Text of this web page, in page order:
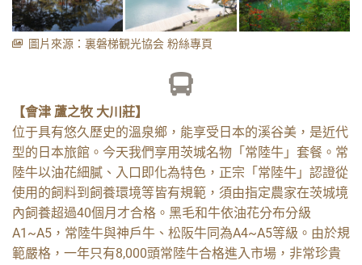
圖片來源：裏磐梯観光協会 粉絲專頁
【會津 蘆之牧 大川莊】
位于具有悠久歷史的溫泉鄉，能享受日本的溪谷美，是近代
型的日本旅館。今天我們享用茨城名物「常陸牛」套餐。常
陸牛以油花細膩、入口即化為特色，正宗「常陸牛」認證從
使用的飼料到飼養環境等皆有規範，須由指定農家在茨城境
內飼養超過40個月才合格。黑毛和牛依油花分布分級
A1~A5，常陸牛與神戶牛、松阪牛同為A4~A5等級。由於規
範嚴格，一年只有8,000頭常陸牛合格進入市場，非常珍貴